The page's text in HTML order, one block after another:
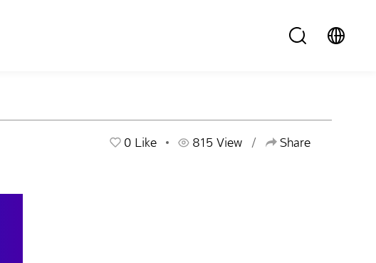
0 Like 815 View Share